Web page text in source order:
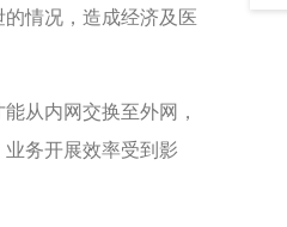
情况，造成经济及医
从内网交换至外网，
务开展效率受到影